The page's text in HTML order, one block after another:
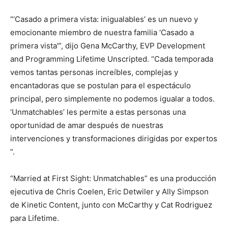
“‘Casado a primera vista: inigualables’ es un nuevo y
emocionante miembro de nuestra familia ‘Casado a
primera vista'”, dijo Gena McCarthy, EVP Development
and Programming Lifetime Unscripted. “Cada temporada
vemos tantas personas increíbles, complejas y
encantadoras que se postulan para el espectáculo
principal, pero simplemente no podemos igualar a todos.
‘Unmatchables’ les permite a estas personas una
oportunidad de amar después de nuestras
intervenciones y transformaciones dirigidas por expertos
”.
“Married at First Sight: Unmatchables” es una producción
ejecutiva de Chris Coelen, Eric Detwiler y Ally Simpson
de Kinetic Content, junto con McCarthy y Cat Rodriguez
para Lifetime.